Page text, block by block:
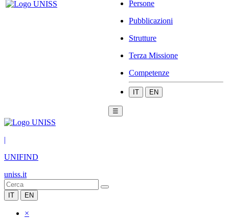
Persone
Pubblicazioni
Strutture
Terza Missione
Competenze
IT EN
☰
|
UNIFIND
uniss.it
IT EN
×